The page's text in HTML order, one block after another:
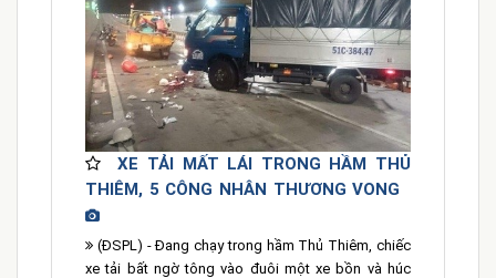
XE TẢI MẤT LÁI TRONG HẦM THỦ
THIÊM, 5 CÔNG NHÂN THƯƠNG VONG
(ĐSPL) - Đang chạy trong hầm Thủ Thiêm, chiếc
xe tải bất ngờ tông vào đuôi một xe bồn và húc